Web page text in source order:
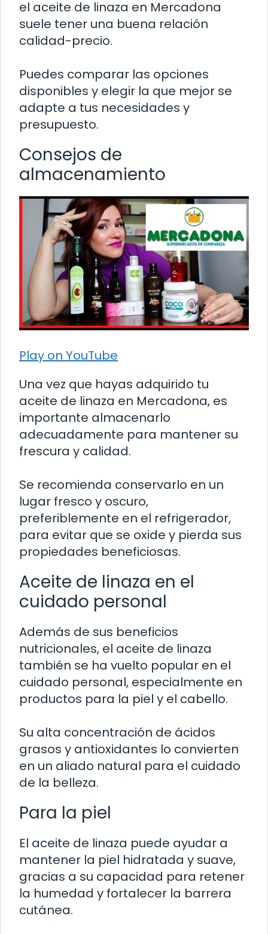
el aceite de linaza en Mercadona
suele tener una buena relación
calidad-precio.
Puedes comparar las opciones
disponibles y elegir la que mejor se
adapte a tus necesidades y
presupuesto.
Consejos de
almacenamiento
Play on YouTube
Una vez que hayas adquirido tu
aceite de linaza en Mercadona, es
importante almacenarlo
adecuadamente para mantener su
frescura y calidad.
Se recomienda conservarlo en un
lugar fresco y oscuro,
preferiblemente en el refrigerador,
para evitar que se oxide y pierda sus
propiedades beneficiosas.
Aceite de linaza en el
cuidado personal
Además de sus beneficios
nutricionales, el aceite de linaza
también se ha vuelto popular en el
cuidado personal, especialmente en
productos para la piel y el cabello.
Su alta concentración de ácidos
grasos y antioxidantes lo convierten
en un aliado natural para el cuidado
de la belleza.
Para la piel
El aceite de linaza puede ayudar a
mantener la piel hidratada y suave,
gracias a su capacidad para retener
la humedad y fortalecer la barrera
cutánea.